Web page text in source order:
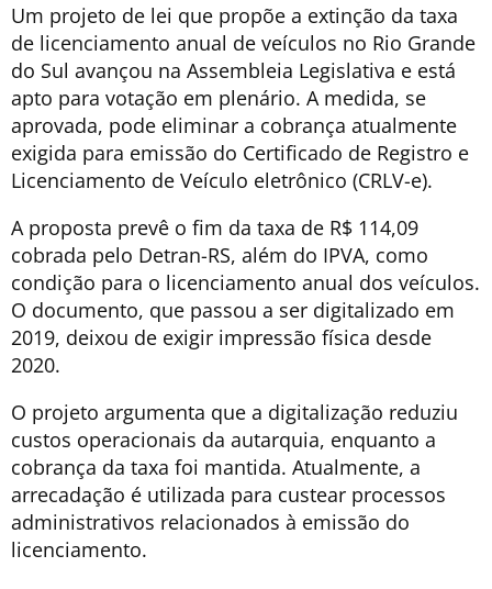
Um projeto de lei que propõe a extinção da taxa
de licenciamento anual de veículos no Rio Grande
do Sul avançou na Assembleia Legislativa e está
apto para votação em plenário. A medida, se
aprovada, pode eliminar a cobrança atualmente
exigida para emissão do Certificado de Registro e
Licenciamento de Veículo eletrônico (CRLV-e).
A proposta prevê o fim da taxa de R$ 114,09
cobrada pelo Detran-RS, além do IPVA, como
condição para o licenciamento anual dos veículos.
O documento, que passou a ser digitalizado em
2019, deixou de exigir impressão física desde
2020.
O projeto argumenta que a digitalização reduziu
custos operacionais da autarquia, enquanto a
cobrança da taxa foi mantida. Atualmente, a
arrecadação é utilizada para custear processos
administrativos relacionados à emissão do
licenciamento.